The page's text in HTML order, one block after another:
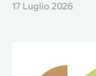
17 Luglio 2026